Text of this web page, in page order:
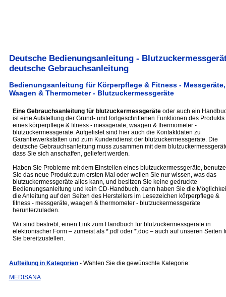
Deutsche Bedienungsanleitung -
deutsche Gebrauchsanleitung
Bedienungsanleitung für Körperpflege & Fitness - Messgeräte,
Waagen & Thermometer - Blutzuckermessgeräte
Eine Gebrauchsanleitung für blutzuckermessgeräteoder auch ein
ist eine Aufstellung der Grund- und fortgeschrittenen Funktionen des Produkts
eines körperpflege & fitness - messgeräte, waagen & thermometer -
blutzuckermessgeräte. Aufgelistet sind hier auch die Kontaktdaten zu
Garantiewerkstätten und zum Kundendienst der blutzuckermessgeräte. Die
deutsche Gebrauchsanleitung muss zusammen mit dem
dass Sie sich anschaffen, geliefert werden.
Haben Sie Probleme mit dem Einstellen eines blutzuckermessgeräte,
Sie das neue Produkt zum ersten Mal oder wollen Sie nur wissen, was das
blutzuckermessgeräte alles kann, und besitzen Sie keine gedruckte
Bedienungsanleitung und kein CD-Handbuch, dann haben Sie die
die Anleitung auf den Seiten des Herstellers im Lesezeichen körperpflege &
fitness - messgeräte, waagen & thermometer - blutzuckermessgeräte
herunterzuladen.
Wir sind bestrebt, einen Link zum Handbuch für blutzuckermessgeräte in
elektronischer Form – zumeist als *.pdf oder *.doc – auch auf unseren Seiten
Sie bereitzustellen.
Aufteilung in Kategorien - Wählen Sie die gewünschte Kategorie:
MEDISANA